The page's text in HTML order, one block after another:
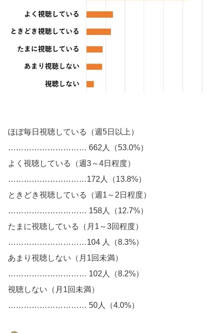
ほぼ毎日視聴している（週5日以上）
………………………… 662人（53.0%）
よく視聴している（週3～4日程度）
…………………………172人（13.8%）
ときどき視聴している（週1～2日程度）
………………………… 158人（12.7%）
たまに視聴している（月1～3回程度）
…………………………104 人（8.3%）
あまり視聴しない（月1回未満）
………………………… 102人（8.2%）
視聴しない（月1回未満）
………………………… 50人（4.0%）